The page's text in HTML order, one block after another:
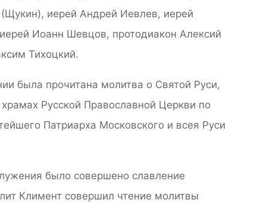
иерей Андрей Иевлев, иерей
Иоанн Шевцов, протодиакон Алексий
Тихоцкий.
была прочитана молитва о Святой Руси,
Русской Православной Церкви по
Патриарха Московского и всея Руси
было совершено славление
Климент совершил чтение молитвы